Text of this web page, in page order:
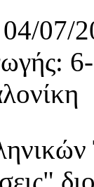
04/07/